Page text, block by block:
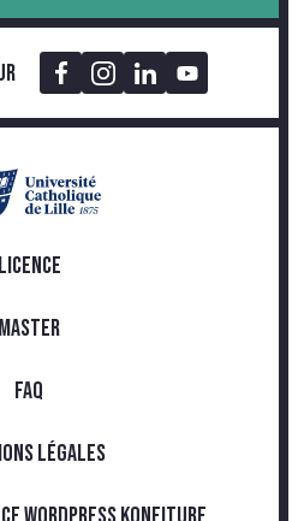
LICENCE
MASTER
FAQ
LÉGALES